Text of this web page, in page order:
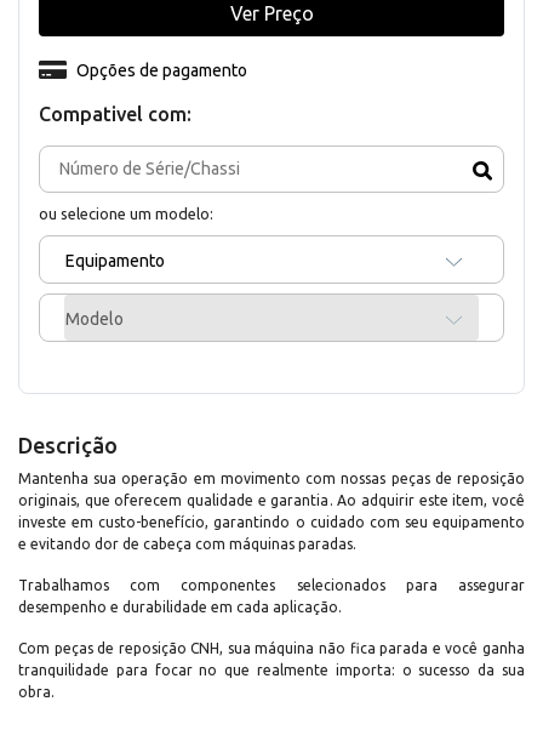
Compativel com:
ou selecione um modelo:
Equipamento
Modelo
Opções de pagamento
Ver Preço
Descrição
Mantenha sua operação em movimento com nossas peças de reposição
originais, que oferecem qualidade e garantia. Ao adquirir este item, você
investe em custo-benefício, garantindo o cuidado com seu equipamento
e evitando dor de cabeça com máquinas paradas.
Trabalhamos com componentes selecionados para assegurar
desempenho e durabilidade em cada aplicação.
Com peças de reposição CNH, sua máquina não fica parada e você ganha
tranquilidade para focar no que realmente importa: o sucesso da sua
obra.